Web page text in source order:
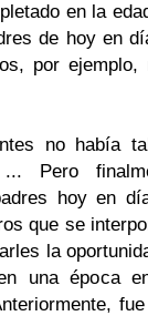
en la
de hoy en
por ejemplo,
no había
... Pero
hoy en
que se
la
una época